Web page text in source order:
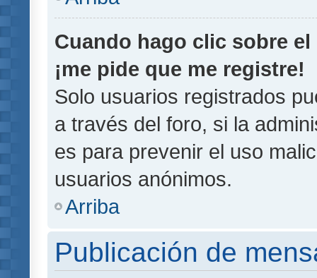
Cuando hago clic sobre
¡me pide que me registre!
Solo usuarios registrados
a través del foro, si la
es para prevenir el uso
usuarios anónimos.
Arriba
Publicación de